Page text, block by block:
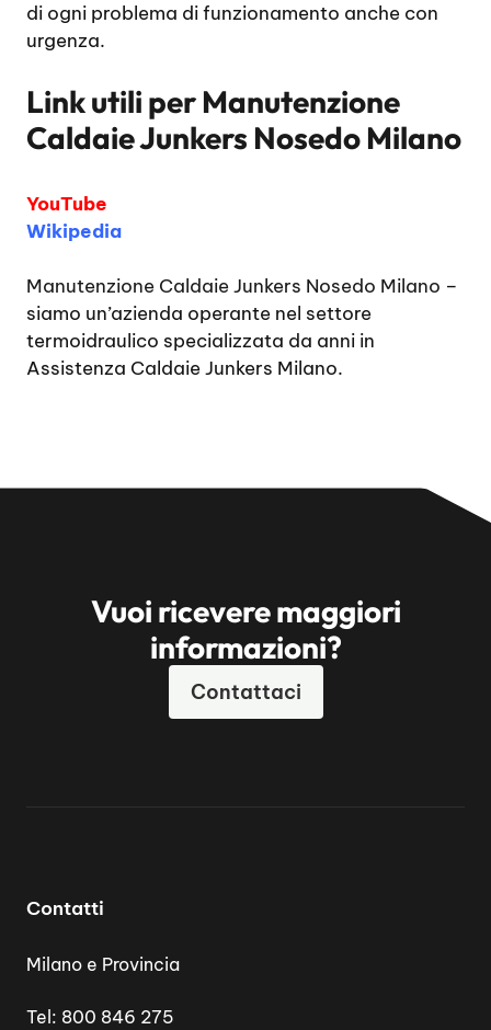
di ogni problema di funzionamento anche con
urgenza.
Link utili perManutenzione
Caldaie Junkers Nosedo Milano
YouTube
Wikipedia
Manutenzione Caldaie Junkers Nosedo Milano –
siamo un’azienda operante nel settore
termoidraulico specializzata da anni in
Assistenza Caldaie Junkers Milano.
Vuoi ricevere maggiori
informazioni?
Contattaci
Contatti
Milano e Provincia
Tel: 800 846 275